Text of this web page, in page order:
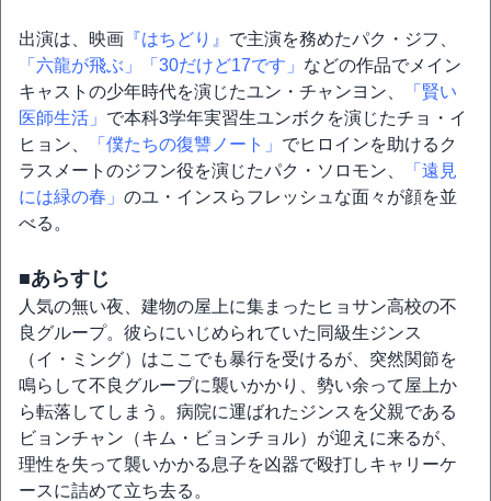
出演は、映画 『はちどり』 で主演を務めたパク・ジフ、
「六龍が飛ぶ」
「30だけど17です」 などの作品でメイン
キャストの少年時代を演じたユン・チャンヨン、
「賢い
医師生活」 で本科3学年実習生ユンボクを演じたチョ・イ
ヒョン、
「僕たちの復讐ノート」 でヒロインを助けるク
ラスメートのジフン役を演じたパク・ソロモン、
「遠見
には緑の春」 のユ・インスらフレッシュな面々が顔を並
べる。
■あらすじ
人気の無い夜、建物の屋上に集まったヒョサン高校の不
良グループ。彼らにいじめられていた同級生ジンス
（イ・ミング）はここでも暴行を受けるが、突然関節を
鳴らして不良グループに襲いかかり、勢い余って屋上か
ら転落してしまう。病院に運ばれたジンスを父親である
ビョンチャン（キム・ビョンチョル）が迎えに来るが、
理性を失って襲いかかる息子を凶器で殴打しキャリーケ
ースに詰めて立ち去る。